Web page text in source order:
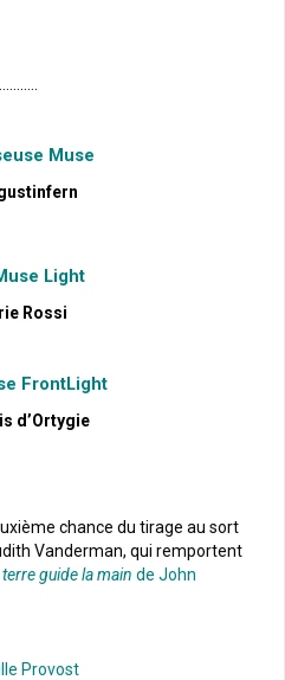
Muse
Light
Rossi
FrontLight
d’Ortygie
chance du tirage au sort
Vanderman, qui remportent
terre guide la main de John
Provost